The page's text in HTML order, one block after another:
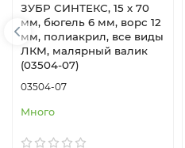
ЗУБР СИНТЕКС, 15 х 70
мм, бюгель 6 мм, ворс 12
мм, полиакрил, все виды
ЛКМ, малярный валик
(03504-07)
03504-07
Много